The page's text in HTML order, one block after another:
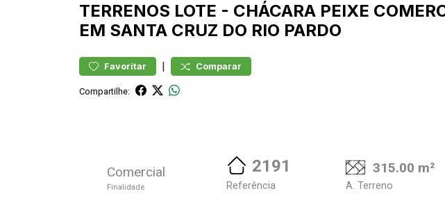
TERRENOS LOTE - CHÁCARA PEIXE
EM SANTA CRUZ DO RIO PARDO
Favoritar | Comparar
Compartilhe:
Comercial
Finalidade
2191
Referência
315.00 m²
A. Terreno